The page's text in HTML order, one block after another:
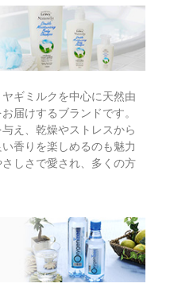
ギミルクを中心に天然由
届けするブランドです。
え、乾燥やストレスから
香りを楽しめるのも魅力
しさで愛され、多くの方